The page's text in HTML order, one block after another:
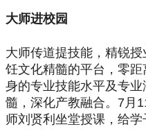
大师进校园
大师传道提技能，精锐
饪文化精髓的平台，零
身的专业技能水平及专
髓，深化产教融合。7月
师刘贤利坐堂授课，给学